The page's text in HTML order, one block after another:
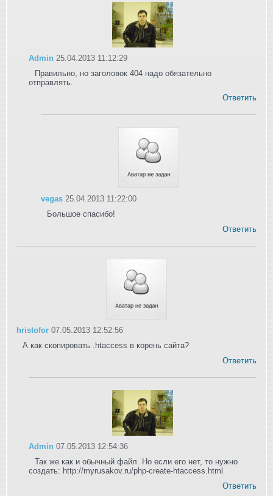
Admin 25.04.2013 11:12:29
Правильно, но заголовок 404 надо обязательно
отправлять.
Ответить
vegas 25.04.2013 11:22:00
Большое спасибо!
Ответить
hristofor 07.05.2013 12:52:56
А как скопировать .htaccess в корень сайта?
Ответить
Admin 07.05.2013 12:54:36
Так же как и обычный файл. Но если его нет, то нужно
создать: http://myrusakov.ru/php-create-htaccess.html
Ответить